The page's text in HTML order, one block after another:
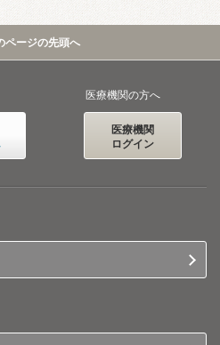
ページの先頭へ
医療機関の方へ
医療機関
ログイン